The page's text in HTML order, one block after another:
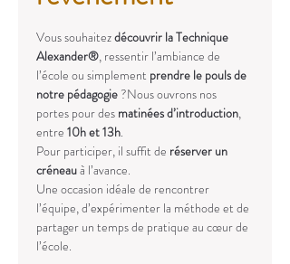
Vous souhaitez découvrir la Technique
Alexander®, ressentir l’ambiance de
l’école ou simplement prendre le pouls de
notre pédagogie ?Nous ouvrons nos
portes pour des matinées d’introduction,
entre 10h et 13h.
Pour participer, il suffit de réserver un
créneau à l’avance.
Une occasion idéale de rencontrer
l’équipe, d’expérimenter la méthode et de
partager un temps de pratique au cœur de
l’école.